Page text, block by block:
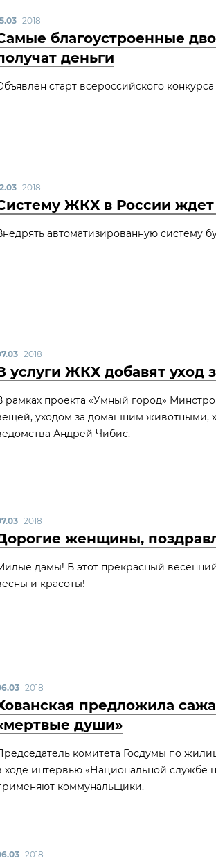
2018
благоустроенные
деньги
старт всероссийского
2018
ЖКХ в России ждет
автоматизированную систему
2018
услуги ЖКХ добавят
рамках проекта «Умный город»
уходом за домашним животными,
Андрей Чибис.
2018
женщины,
дамы! В этот прекрасный
и красоты!
2018
предложила
души»
комитета Госдумы по
ходе интервью «Национальной службе
коммунальщики.
2018